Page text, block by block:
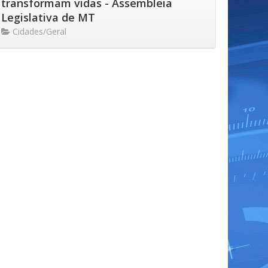
transformam vidas - Assembleia
Legislativa de MT
Cidades/Geral